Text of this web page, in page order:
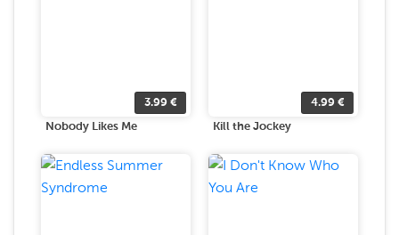
3.99 €
Nobody Likes Me
4.99 €
Kill the Jockey